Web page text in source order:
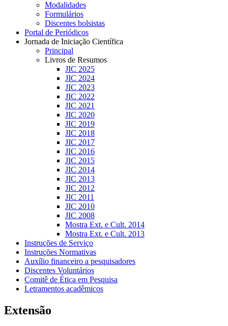
Modalidades
Formulários
Discentes bolsistas
Portal de Periódicos
Jornada de Iniciação Científica
Principal
Livros de Resumos
JIC 2025
JIC 2024
JIC 2023
JIC 2022
JIC 2021
JIC 2020
JIC 2019
JIC 2018
JIC 2017
JIC 2016
JIC 2015
JIC 2014
JIC 2013
JIC 2012
JIC 2011
JIC 2010
JIC 2008
Mostra Ext. e Cult. 2014
Mostra Ext. e Cult. 2013
Instruções de Serviço
Instruções Normativas
Auxílio financeiro a pesquisadores
Discentes Voluntários
Comitê de Ética em Pesquisa
Letramentos acadêmicos
Extensão